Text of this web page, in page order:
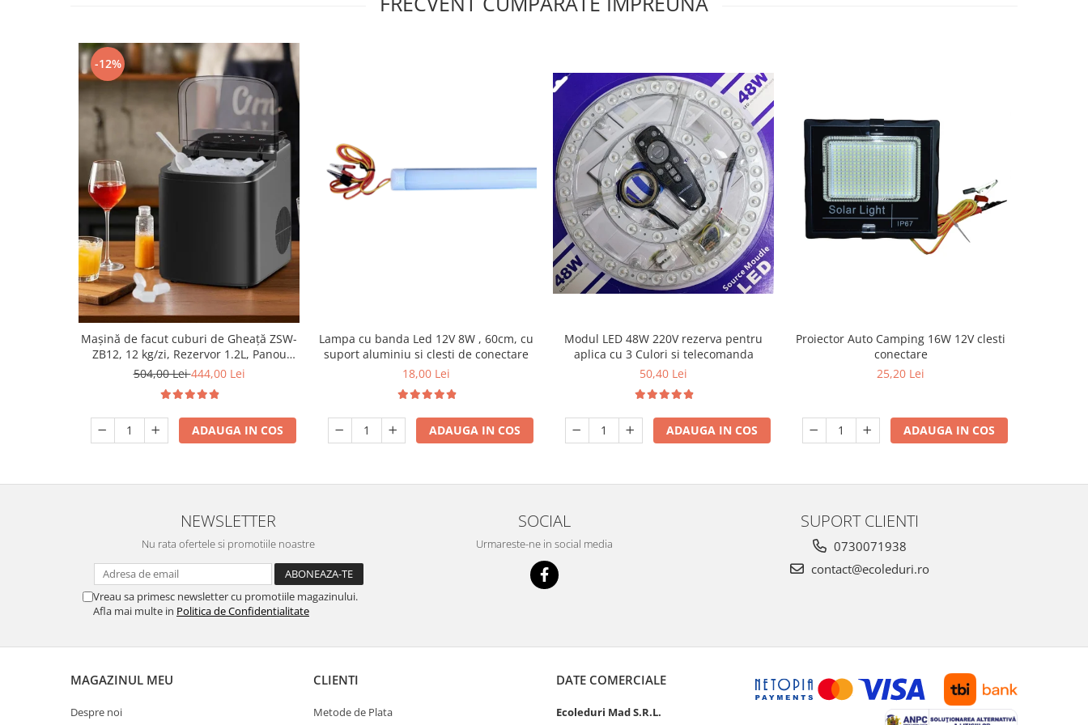
Accesorii camping
Conetica si conexiuni
Masina de facut gheata
Produse grele si voluminoase
-12%
Mașină de facut cuburi de Gheață ZSW-
ZB12, 12 kg/zi, Rezervor 1.2L, Panou
Tactil, Design Compact, Negru
504,00 Lei444,00 Lei
ADAUGA IN COS
Lampa cu banda Led 12V 8W , 60cm, cu
suport aluminiu si clesti de conectare
18,00 Lei
ADAUGA IN COS
Modul LED 48W 220V rezerva pentru
aplica cu 3 Culori si telecomanda
50,40 Lei
ADAUGA IN COS
Proiector Auto Camping 16W 12V clesti
conectare
25,20 Lei
ADAUGA IN COS
NEWSLETTER
Nu rata ofertele si promotiile noastre
Vreau sa primesc newsletter cu promotiile magazinului.
Afla mai multe in Politica de Confidentialitate
SOCIAL
Urmareste-ne in social media
SUPORT CLIENTI
0730071938
contact@ecoleduri.ro
MAGAZINUL MEU
Despre noi
CLIENTI
Metode de Plata
DATE COMERCIALE
Ecoleduri Mad S.R.L.